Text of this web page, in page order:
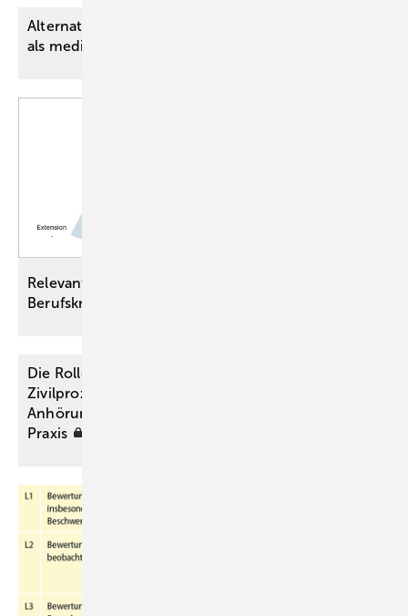
Alternativmedizin bei vermutlicher Depression
als medizinisch notwendige
Relevante Einwirkungen im Sinne der
Berufskrankheit Nr.
Die Rolle des medizinischen Sachverständigen im
Zivilprozess: Von der Beauftragung bis zum
Anhörungstermin. Tipps aus der Praxis für die
Praxis